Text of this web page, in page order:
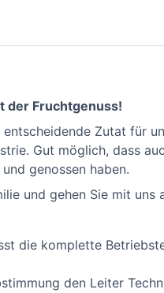
der Fruchtgenuss!
Zutat für
Gut möglich, dass
genossen haben.
und gehen Sie mit uns
die komplette
den Leiter